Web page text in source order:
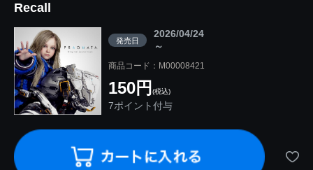
Recall
発売日
2026/04/24
～
商品コード：M00008421
150円 (税込)
7ポイント付与